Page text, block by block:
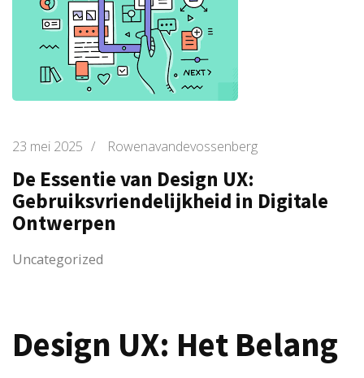
23 mei 2025 / Rowenavandevossenberg
De Essentie van Design UX:
Gebruiksvriendelijkheid in Digitale
Ontwerpen
Uncategorized
Design UX: Het Belang